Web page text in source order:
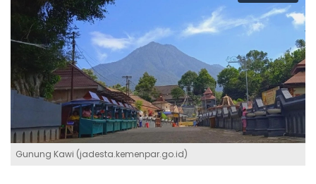
Gunung Kawi (jadesta.kemenpar.go.id)